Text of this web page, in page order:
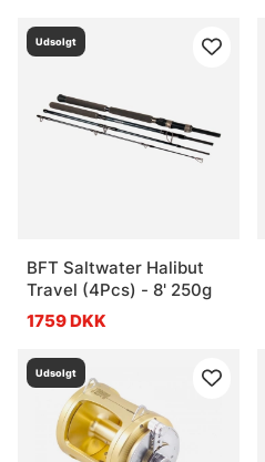
Udsolgt
BFT Saltwater Halibut
Travel (4Pcs) - 8' 250g
1759 DKK
Udsolgt